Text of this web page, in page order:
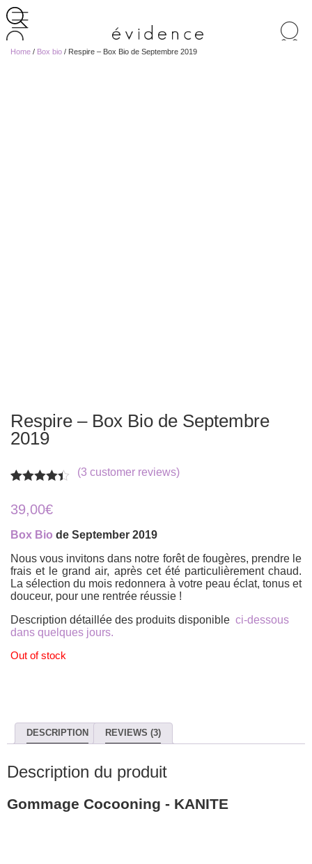
de
Home / Box bio / Respire – Box Bio de Septembre 2019
Respire – Box Bio de Septembre
2019
out of 5
based on
ratings
(3 customer reviews)
39,00€
Box Bio de September 2019
Nous vous invitons dans notre forêt de fougères, prendre le
frais et le grand air, après cet été particulièrement chaud.
La sélection du mois redonnera à votre peau éclat, tonus et
douceur, pour une rentrée réussie !
Description détaillée des produits disponible ci-dessous
dans quelques jours.
Out of stock
DESCRIPTION REVIEWS (3)
Description du produit
Gommage Cocooning - KANITE